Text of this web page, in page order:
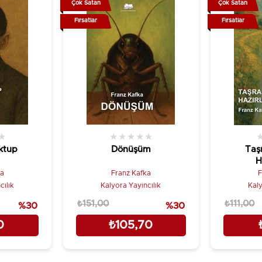
%30
Dönüşüm
★ ★ ★ ★ ★
Franz Kafka
Kalyora Yayıncılık
₺105,70
₺151,00 %30
Çok Satan
Fırsatlar
₺111,00
Çok Satan
Fırsatlar